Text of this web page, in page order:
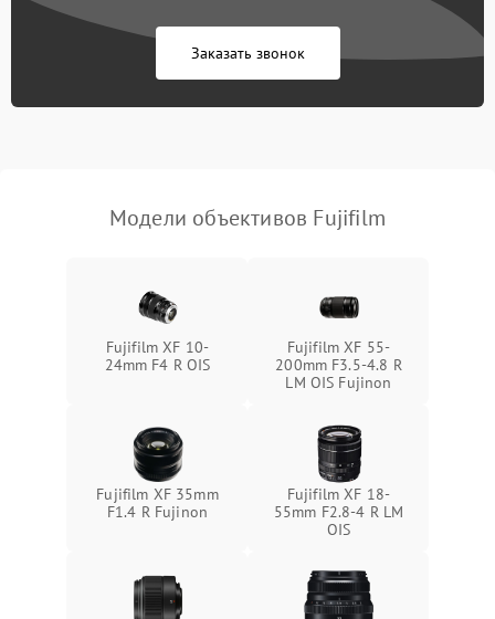
Заказать звонок
Модели объективов Fujifilm
Fujifilm XF 10-
24mm F4 R OIS
Fujifilm XF 55-
200mm F3.5-4.8 R
LM OIS Fujinon
Fujifilm XF 35mm
F1.4 R Fujinon
Fujifilm XF 18-
55mm F2.8-4 R LM
OIS